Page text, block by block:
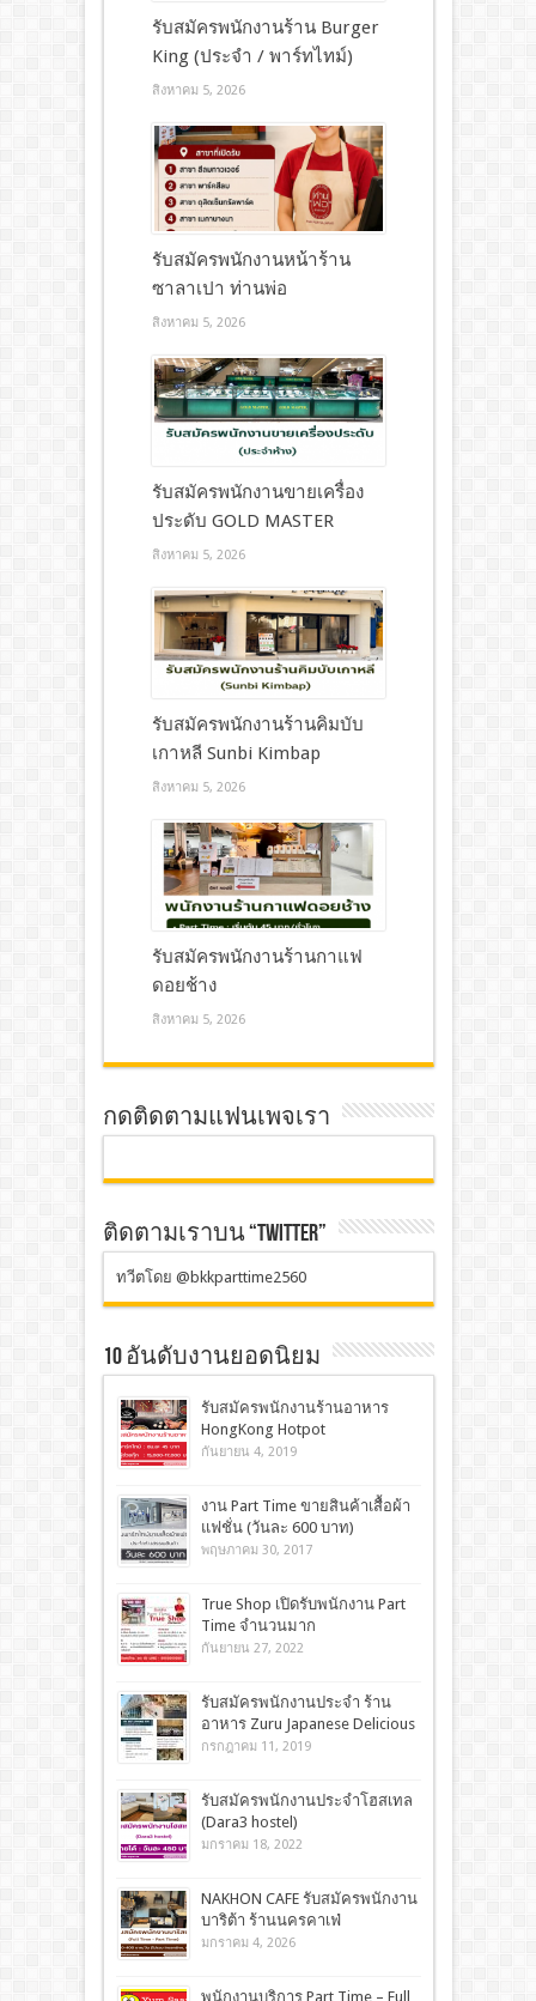
รับสมัครพนักงานร้าน Burger
King (ประจำ / พาร์ทไทม์)
สิงหาคม 5, 2026
รับสมัครพนักงานหน้าร้าน
ซาลาเปา ท่านพ่อ
สิงหาคม 5, 2026
รับสมัครพนักงานขายเครื่อง
ประดับ GOLD MASTER
สิงหาคม 5, 2026
รับสมัครพนักงานร้านคิมบับ
เกาหลี Sunbi Kimbap
สิงหาคม 5, 2026
รับสมัครพนักงานร้านกาแฟ
ดอยช้าง
สิงหาคม 5, 2026
กดติดตามแฟนเพจเรา
ติดตามเราบน “TWITTER”
ทวีตโดย @bkkparttime2560
10 อันดับงานยอดนิยม
รับสมัครพนักงานร้านอาหาร
HongKong Hotpot
กันยายน 4, 2019
งาน Part Time ขายสินค้าเสื้อผ้า
แฟชั่น (วันละ 600 บาท)
พฤษภาคม 30, 2017
True Shop เปิดรับพนักงาน Part
Time จำนวนมาก
กันยายน 27, 2022
รับสมัครพนักงานประจำ ร้าน
อาหาร Zuru Japanese Delicious
กรกฎาคม 11, 2019
รับสมัครพนักงานประจำโฮสเทล
(Dara3 hostel)
มกราคม 18, 2022
NAKHON CAFE รับสมัครพนักงาน
บาริต้า ร้านนครคาเฟ่
มกราคม 4, 2026
พนักงานบริการ Part Time – Full